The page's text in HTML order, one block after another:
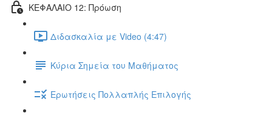
ΚΕΦΑΛΑΙΟ 12: Πρόωση
Διδασκαλία με Video (4:47)
Κύρια Σημεία του Μαθήματος
Ερωτήσεις Πολλαπλής Επιλογής